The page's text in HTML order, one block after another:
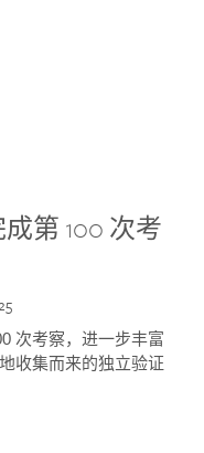
第 100 次考
次考察，进一步丰富
收集而来的独立验证